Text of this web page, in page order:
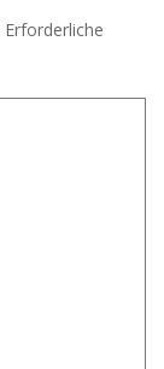
Erforderliche